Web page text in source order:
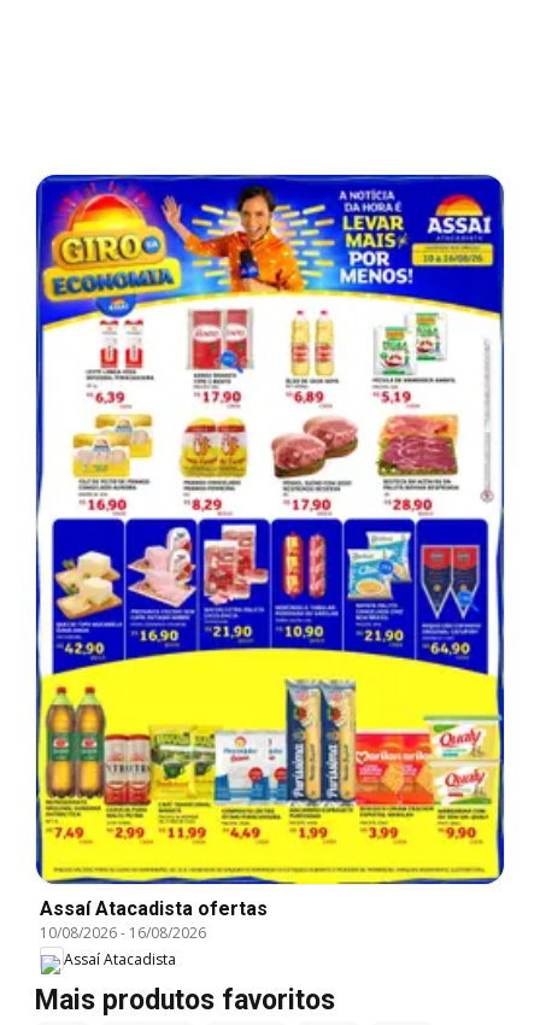
Assaí Atacadista ofertas
10/08/2026- 16/08/2026
Assaí Atacadista
Mais produtos favoritos